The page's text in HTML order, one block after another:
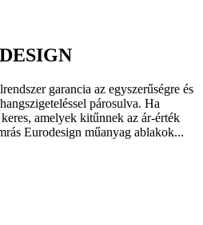
garancia az egyszerűségre és
párosulva. Ha
amelyek kitűnnek az ár-érték
Eurodesign műanyag ablakok...